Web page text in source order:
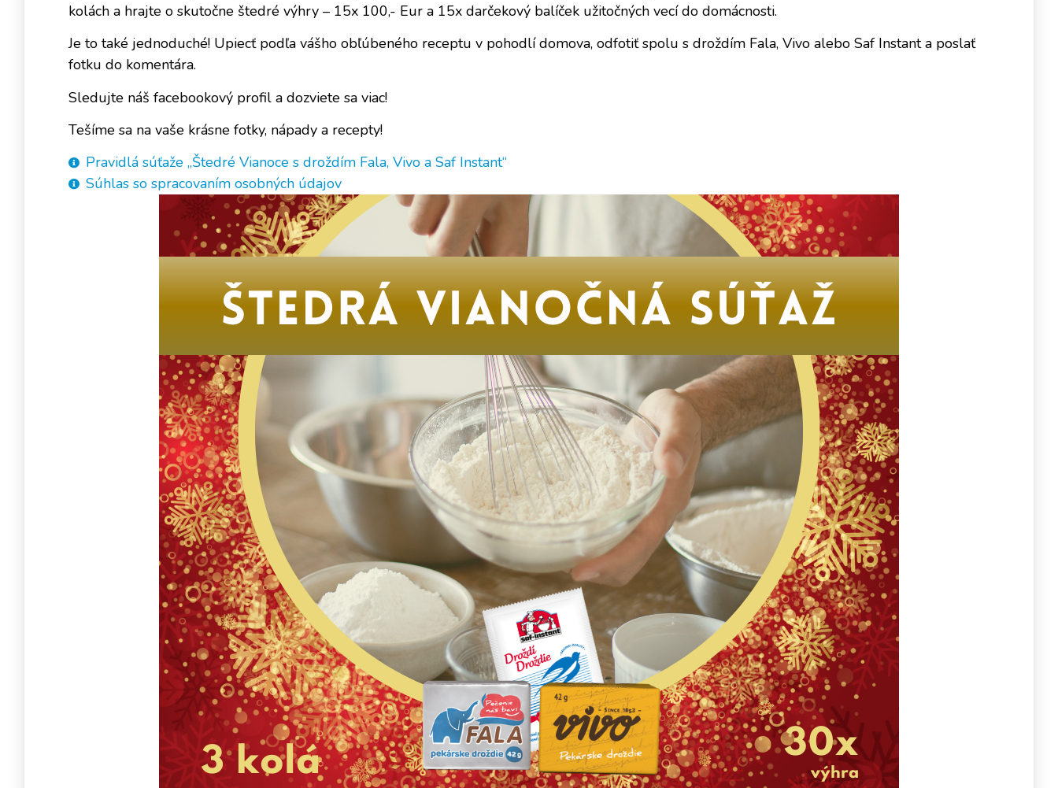
kolách a hrajte o skutočne štedré výhry – 15x 100,- Eur a 15x darčekový balíček užitočných vecí do domácnosti.
Je to také jednoduché! Upiecť podľa vášho obľúbeného receptu v pohodlí domova, odfotiť spolu s droždím Fala, Vivo alebo Saf Instant a poslať
fotku do komentára.
Sledujte náš facebookový profil a dozviete sa viac!
Tešíme sa na vaše krásne fotky, nápady a recepty!
Pravidlá súťaže „Štedré Vianoce s droždím Fala, Vivo a Saf Instant“
Súhlas so spracovaním osobných údajov